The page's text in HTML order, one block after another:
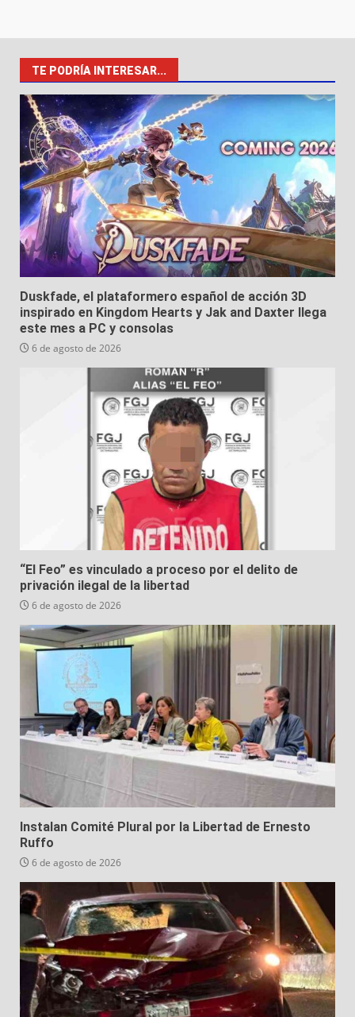
TE PODRÍA INTERESAR...
Duskfade, el plataformero español de acción 3D
inspirado en Kingdom Hearts y Jak and Daxter llega
este mes a PC y consolas
6 de agosto de 2026
“El Feo” es vinculado a proceso por el delito de
privación ilegal de la libertad
6 de agosto de 2026
Instalan Comité Plural por la Libertad de Ernesto
Ruffo
6 de agosto de 2026